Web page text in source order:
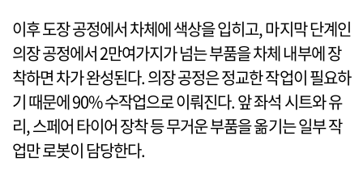
이후 도장 공정에서 차체에 색상을 입히고, 마지막 단계인
의장 공정에서 2만여가지가 넘는 부품을 차체 내부에 장
착하면 차가 완성된다. 의장 공정은 정교한 작업이 필요하
기 때문에 90% 수작업으로 이뤄진다. 앞 좌석 시트와 유
리, 스페어 타이어 장착 등 무거운 부품을 옮기는 일부 작
업만 로봇이 담당한다.